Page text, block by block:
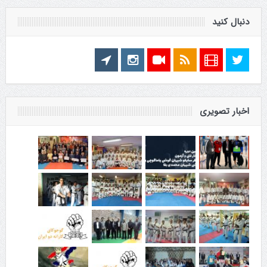
دنبال کنید
اخبار تصویری